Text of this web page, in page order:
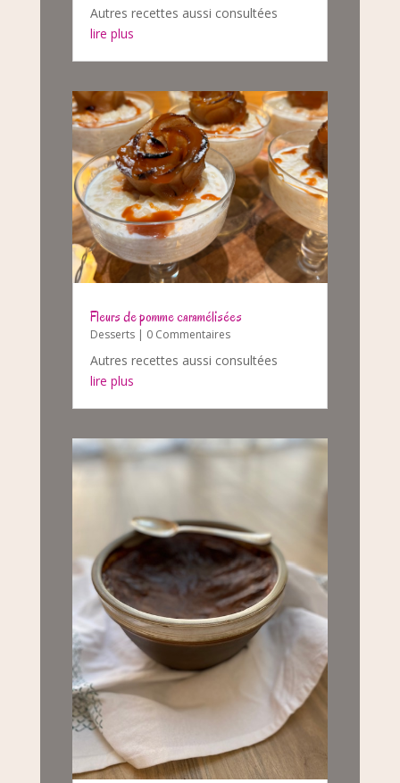
Autres recettes aussi consultées
lire plus
Fleurs de pomme caramélisées
Desserts| 0 Commentaires
Autres recettes aussi consultées
lire plus